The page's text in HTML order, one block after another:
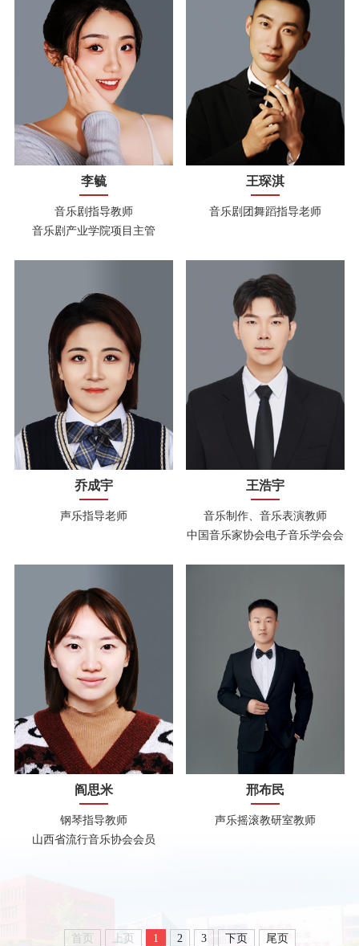
李毓
音乐剧指导教师
音乐剧产业学院项目主管
王琛淇
音乐剧团舞蹈指导老师
乔成宇
声乐指导老师
王浩宇
音乐制作、音乐表演教师
中国音乐家协会电子音乐学会会
阎思米
钢琴指导教师
山西省流行音乐协会会员
邢布民
声乐摇滚教研室教师
首页 上页 1 2 3 下页 尾页